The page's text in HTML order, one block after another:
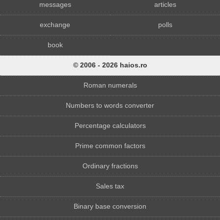
messages articles
exchange polls
book
© 2006 - 2026 haios.ro
Roman numerals
Numbers to words converter
Percentage calculators
Prime common factors
Ordinary fractions
Sales tax
Binary base conversion